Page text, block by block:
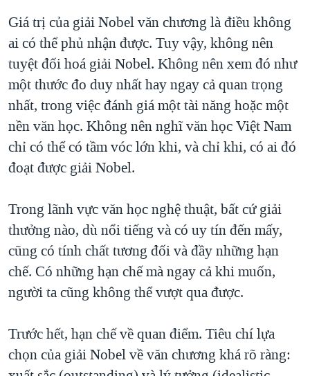
Giá trị của giải Nobel văn chương là điều không
ai có thể phủ nhận được. Tuy vậy, không nên
tuyệt đối hoá giải Nobel. Không nên xem đó như
một thước đo duy nhất hay ngay cả quan trọng
nhất, trong việc đánh giá một tài năng hoặc một
nền văn học. Không nên nghĩ văn học Việt Nam
chỉ có thể có tầm vóc lớn khi, và chỉ khi, có ai đó
đoạt được giải Nobel.
Trong lãnh vực văn học nghệ thuật, bất cứ giải
thưởng nào, dù nổi tiếng và có uy tín đến mấy,
cũng có tính chất tương đối và đầy những hạn
chế. Có những hạn chế mà ngay cả khi muốn,
người ta cũng không thể vượt qua được.
Trước hết, hạn chế về quan điểm. Tiêu chí lựa
chọn của giải Nobel về văn chương khá rõ ràng: